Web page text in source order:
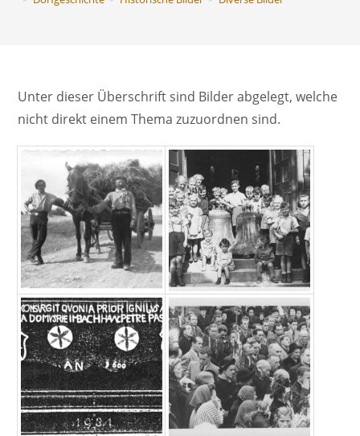
Unter dieser Überschrift sind Bilder abgelegt, welche
nicht direkt einem Thema zuzuordnen sind.